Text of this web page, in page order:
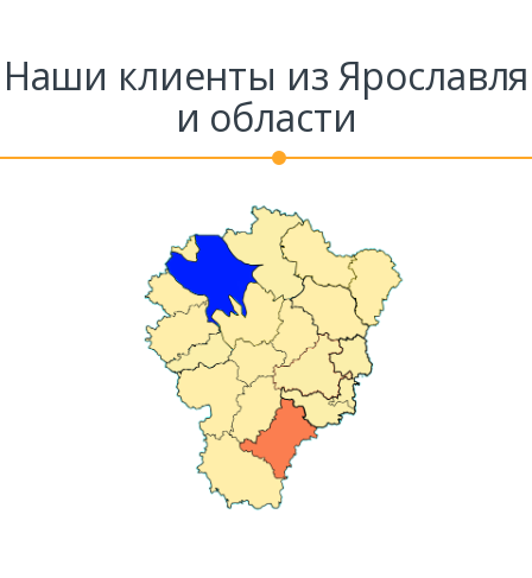
Наши клиенты из Ярославля
и области